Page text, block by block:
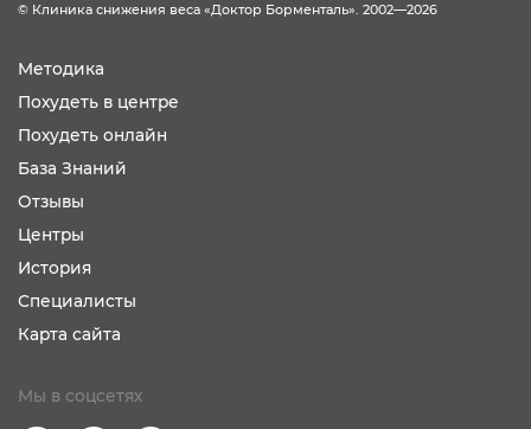
© Клиника снижения веса «Доктор Борменталь». 2002—2026
Методика
Похудеть в центре
Похудеть онлайн
База Знаний
Отзывы
Центры
История
Специалисты
Карта сайта
Мы в соцсетях